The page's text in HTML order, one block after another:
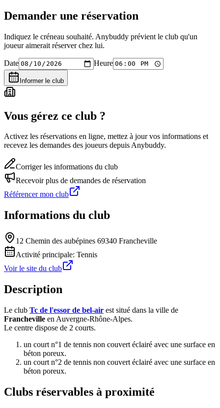
Demander une réservation
Indiquez le créneau souhaité. Anybuddy prévient le club qu'un
joueur aimerait réserver chez lui.
Date Heure
Informer le club
Vous gérez ce club ?
Activez les réservations en ligne, mettez à jour vos informations et
recevez les demandes des joueurs depuis Anybuddy.
Corriger les informations du club
Recevoir plus de demandes de réservation
Référencer mon club
Informations du club
12 Chemin des aubépines 69340 Francheville
Activité principale: Tennis
Voir le site du club
Description
Le club Tc de l'essor de bel-air est situé dans la ville de
Francheville en Auvergne-Rhône-Alpes.
Le centre dispose de 2 courts.
un court n°1 de tennis non couvert éclairé avec une surface en
béton poreux.
un court n°2 de tennis non couvert éclairé avec une surface en
béton poreux.
Clubs réservables à proximité